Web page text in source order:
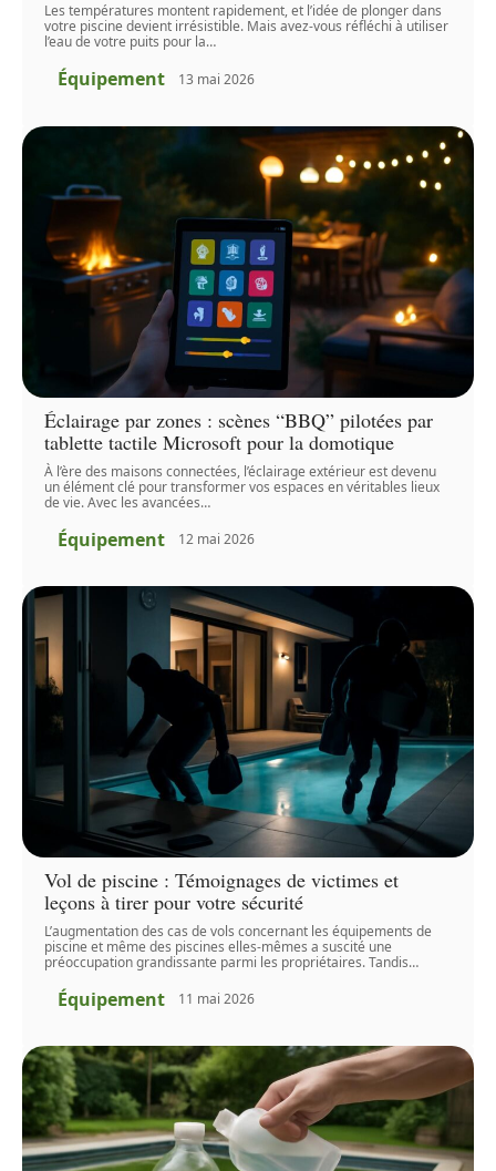
Les températures montent rapidement, et l’idée de plonger dans
votre piscine devient irrésistible. Mais avez-vous réfléchi à utiliser
l’eau de votre puits pour la…
Équipement 13 mai 2026
Éclairage par zones : scènes “BBQ” pilotées par
tablette tactile Microsoft pour la domotique
À l’ère des maisons connectées, l’éclairage extérieur est devenu
un élément clé pour transformer vos espaces en véritables lieux
de vie. Avec les avancées…
Équipement 12 mai 2026
Vol de piscine : Témoignages de victimes et
leçons à tirer pour votre sécurité
L’augmentation des cas de vols concernant les équipements de
piscine et même des piscines elles-mêmes a suscité une
préoccupation grandissante parmi les propriétaires. Tandis…
Équipement 11 mai 2026